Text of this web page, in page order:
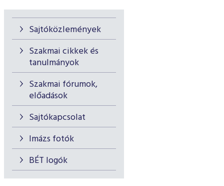
Sajtóközlemények
Szakmai cikkek és
tanulmányok
Szakmai fórumok,
előadások
Sajtókapcsolat
Imázs fotók
BÉT logók